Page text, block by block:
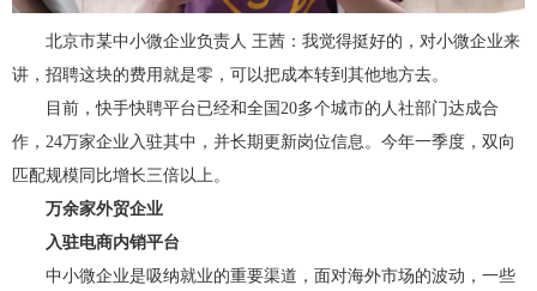
北京市某中小微企业负责人 王茜：我觉得挺好的，对小微企业来
讲，招聘这块的费用就是零，可以把成本转到其他地方去。
目前，快手快聘平台已经和全国20多个城市的人社部门达成合
作，24万家企业入驻其中，并长期更新岗位信息。今年一季度，双向
匹配规模同比增长三倍以上。
万余家外贸企业
入驻电商内销平台
中小微企业是吸纳就业的重要渠道，面对海外市场的波动，一些